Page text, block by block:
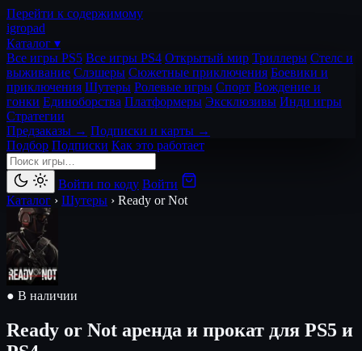
Перейти к содержимому
igropad
Каталог ▾
Все игры PS5 Все игры PS4 Открытый мир Триллеры Стелс и
выживание Слэшеры Сюжетные приключения Боевики и
приключения Шутеры Ролевые игры Спорт Вождение и
гонки Единоборства Платформеры Эксклюзивы Инди игры
Стратегии
Предзаказы → Подписки и карты →
Подбор Подписки Как это работает
Войти по коду Войти
Каталог › Шутеры › Ready or Not
● В наличии
Ready or Not аренда и прокат для PS5 и